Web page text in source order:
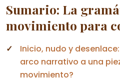
Sumario: La
movimiento para
Inicio, nudo y
arco narrativo a una
movimiento?